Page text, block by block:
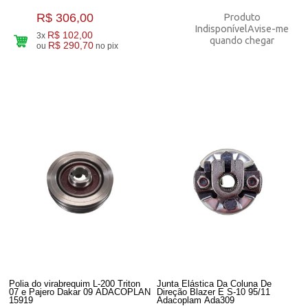
R$ 306,00
3x R$ 102,00
ou R$ 290,70 no pix
Produto
IndisponívelAvise-me
quando chegar
Polia do virabrequim L-200 Triton
07 e Pajero Dakar 09 ADACOPLAN
15919
Junta Elástica Da Coluna De
Direção Blazer E S-10 95/11
Adacoplam Ada309